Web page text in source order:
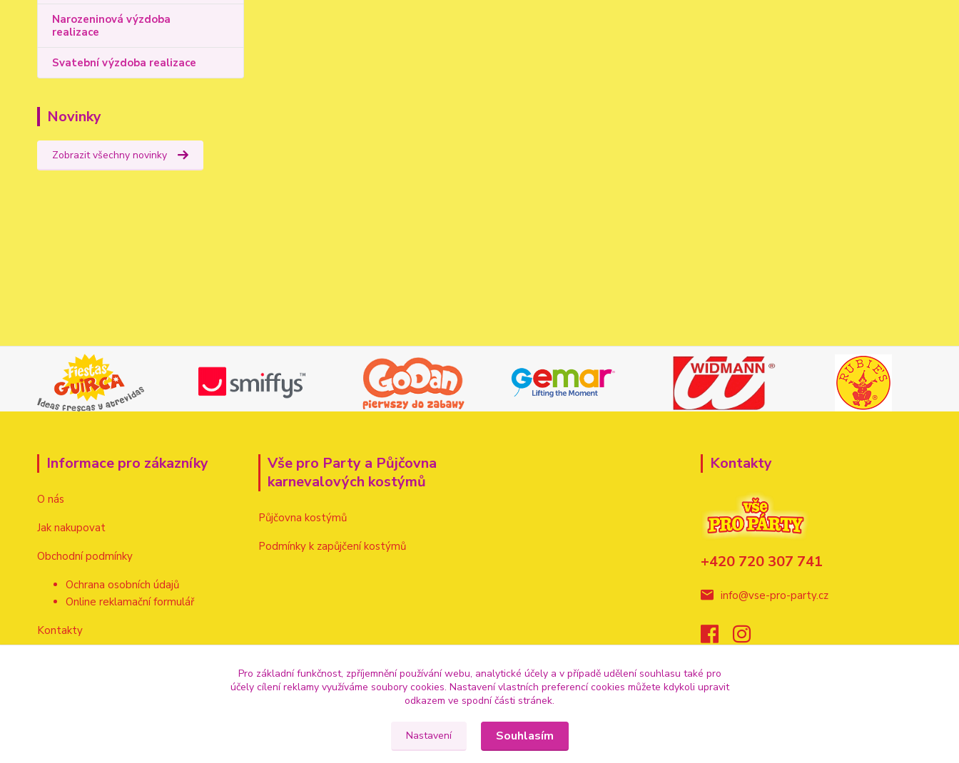
Narozeninová výzdoba
realizace
Svatební výzdoba realizace
Novinky
Zobrazit všechny novinky
Informace pro zákazníky
O nás
Jak nakupovat
Obchodní podmínky
Ochrana osobních údajů
Online reklamační formulář
Kontakty
Vše pro Party a Půjčovna
karnevalových kostýmů
Půjčovna kostýmů
Podmínky k zapůjčení kostýmů
Kontakty
+420 720 307 741
info@vse-pro-party.cz
Pro základní funkčnost, zpříjemnění používání webu, analytické účely a v případě udělení souhlasu také pro
účely cílení reklamy využíváme soubory cookies. Nastavení vlastních preferencí cookies můžete kdykoli upravit
odkazem ve spodní části stránek.
Nastavení Souhlasím